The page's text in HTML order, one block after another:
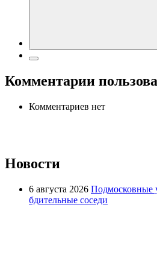
Комментарии
Комментариев нет
Новости
6 августа 2026 Подмосковные
бдительные соседи